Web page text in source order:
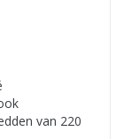
van 220